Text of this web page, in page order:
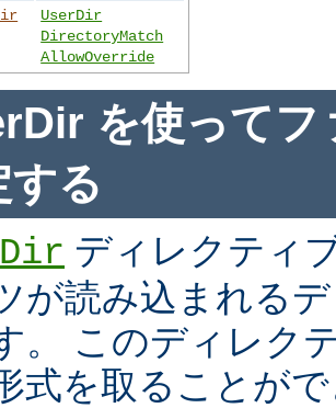
UserDir
DirectoryMatch
AllowOverride
を使ってフ
する
ディレクティ
が読み込まれる
。 このディレク
式を取ることが